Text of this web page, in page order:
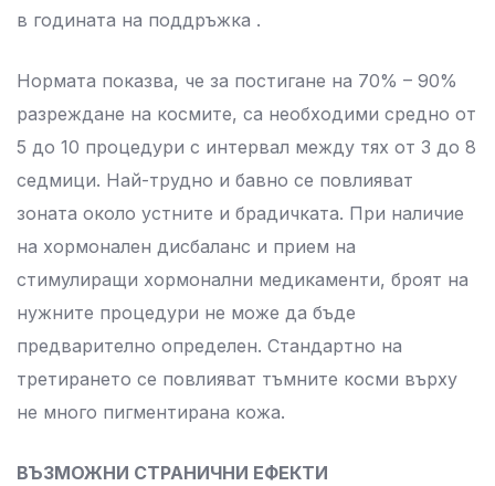
в годината на поддръжка .
Нормата показва, че за постигане на 70% – 90%
разреждане на космите, са необходими средно от
5 до 10 процедури с интервал между тях от 3 до 8
седмици. Най-трудно и бавно се повлияват
зоната около устните и брадичката. При наличие
на хормонален дисбаланс и прием на
стимулиращи хормонални медикаменти, броят на
нужните процедури не може да бъде
предварително определен. Стандартно на
третирането се повлияват тъмните косми върху
не много пигментирана кожа.
ВЪЗМОЖНИ СТРАНИЧНИ ЕФЕКТИ